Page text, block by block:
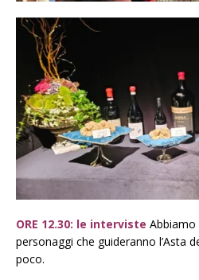
ORE 12.30: le interviste Abbiamo
personaggi che guideranno l’Asta
poco.